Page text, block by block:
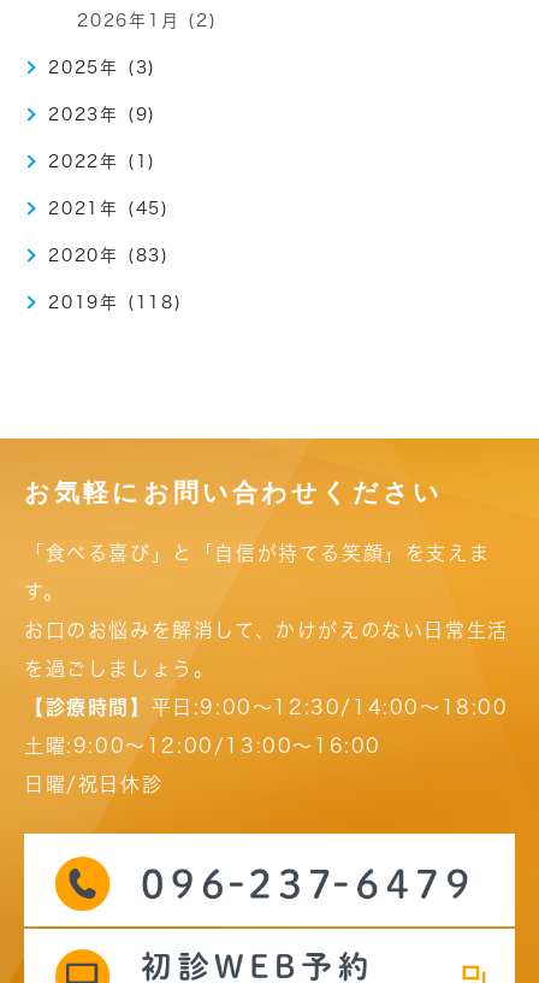
2026年1月 (2)
2025年 (3)
2023年 (9)
2022年 (1)
2021年 (45)
2020年 (83)
2019年 (118)
お気軽にお問い合わせください
「食べる喜び」と「自信が持てる笑顔」を支えま
す。
お口のお悩みを解消して、かけがえのない日常生活
を過ごしましょう。
【診療時間】 平日:9:00～12:30/14:00～18:00
土曜:9:00～12:00/13:00～16:00
日曜/祝日休診